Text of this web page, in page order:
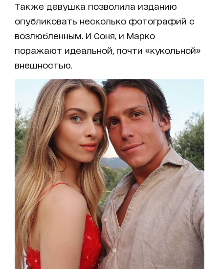
Также девушка позволила изданию
опубликовать несколько фотографий с
возлюбленным. И Соня, и Марко
поражают идеальной, почти «кукольной»
внешностью.